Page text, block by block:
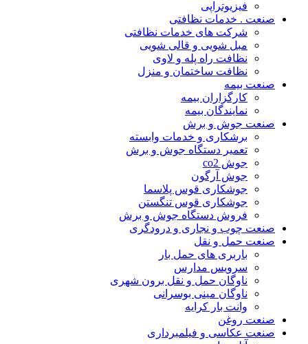
فیزیوتراپی
صنعت . خدمات نظافتی
شرکت های خدمات نظافتی
مبل شویی و قالی شویی
نظافت راه پله و لاوی
نظافت ساختمان و منزل
صنعت بیمه
کارگزاران بیمه
نمایندگان بیمه
صنعت جوش و برش
برشکاری و خدمات وابسته
تعمیر دستگاه جوش و برش
جوش co2
جوش آرگون
جوشکاری قوس پلاسما
جوشکاری قوس تنگستن
فروش دستگاه جوش و برش
صنعت چوب و نجاری و درودگری
صنعت حمل و نقل
باربری های حمل بار
سرویس مدارس
ناوگان حمل و نقل برون شهری
ناوگان مینی بوسرانی
وانت بار کرایه
صنعت روغن
صنعت عکاسی و فیلمبرداری